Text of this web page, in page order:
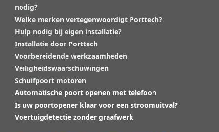
nodig?
Welke merken vertegenwoordigt Porttech?
Hulp nodig bij eigen installatie?
Installatie door Porttech
Voorbereidende werkzaamheden
Veiligheidswaarschuwingen
Schuifpoort motoren
Automatische poort openen met telefoon
Is uw poortopener klaar voor een stroomuitval?
Voertuigdetectie zonder graafwerk